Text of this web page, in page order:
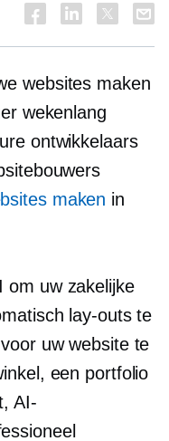
websites maken
wekenlang
ontwikkelaars
maken in
om uw zakelijke
lay-outs te
uw website te
een portfolio
AI-